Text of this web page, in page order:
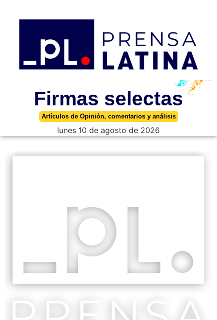
Firmas selectas
Artículos de Opinión, comentarios y análisis
lunes 10 de agosto de 2026